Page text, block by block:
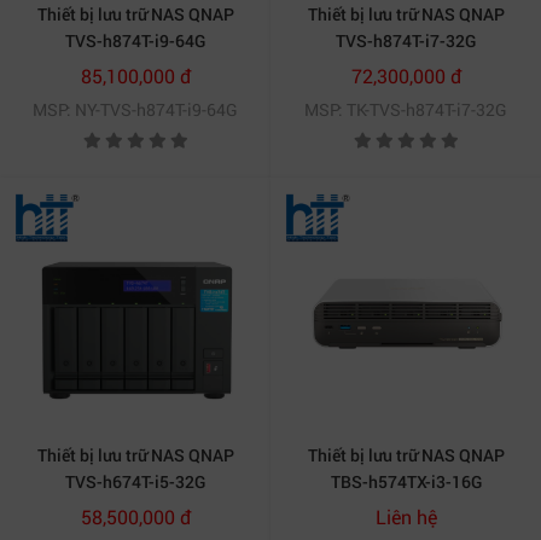
Thiết bị lưu trữ NAS QNAP
TVS-h874T-i9-64G
85,100,000 đ
MSP: NY-TVS-h874T-i9-64G
Thiết bị lưu trữ NAS QNAP
TVS-h874T-i7-32G
72,300,000 đ
MSP: TK-TVS-h874T-i7-32G
Thiết bị lưu trữ NAS QNAP
TVS-h674T-i5-32G
58,500,000 đ
Thiết bị lưu trữ NAS QNAP
TBS-h574TX-i3-16G
Liên hệ